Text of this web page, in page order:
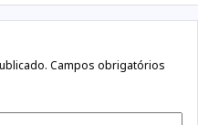
Campos obrigatórios